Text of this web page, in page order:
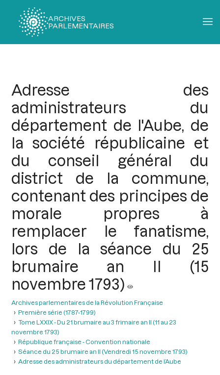
ARCHIVES
PARLEMENTAIRES
Adresse des
administrateurs du
département de l'Aube, de
la société républicaine et
du conseil général du
district de la commune,
contenant des principes de
morale propres à
remplacer le fanatisme,
lors de la séance du 25
brumaire an II (15
novembre 1793)
Archives parlementaires de la Révolution Française
Première série (1787-1799)
Tome LXXIX - Du 21 brumaire au 3 frimaire an II (11 au 23
novembre 1793)
République française - Convention nationale
Séance du 25 brumaire an II (Vendredi 15 novembre 1793)
Adresse des administrateurs du département de l’Aube